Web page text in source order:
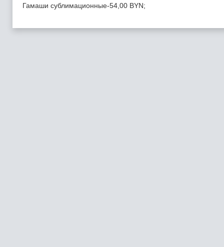
Гамаши сублимационные-54,00 BYN;